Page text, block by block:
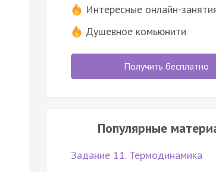
Интересные онлайн-
Душевное комьюнити
Получить бесплатно
Популярные
Задание 11. Термодинамика